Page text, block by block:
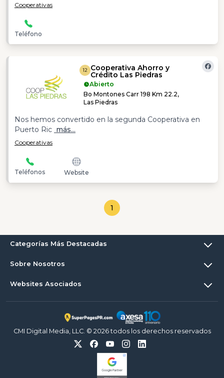
Cooperativas
Teléfono
12 Cooperativa Ahorro y
Crédito Las Piedras
Abierto
Bo Montones Carr 198 Km 22.2,
Las Piedras
Nos hemos convertido en la segunda Cooperativa en
Puerto Ric más...
Cooperativas
Teléfonos Website
1
Categorías Más Destacadas
Sobre Nosotros
Websites Asociados
CMI Digital Media, LLC. © 2026 todos los derechos reservados